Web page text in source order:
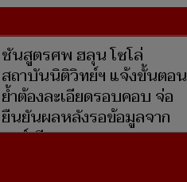
ชันสูตรศพ ฮลุน โซโล่
สถาบันนิติวิทย์ฯ แจ้งขั้นตอน
ย้ำต้องละเอียดรอบคอบ จ่อ
ยืนยันผลหลังรอข้อมูลจาก
จอร์เจีย